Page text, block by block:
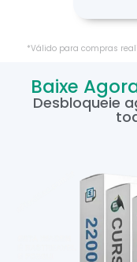
*Válido para compras
Baixe
Desbloqueie